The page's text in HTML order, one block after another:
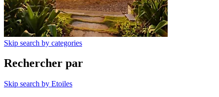
Skip search by categories
Rechercher par
Skip search by Etoiles